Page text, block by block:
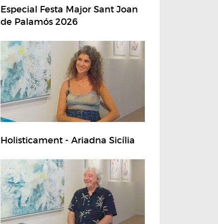
Especial Festa Major Sant Joan
de Palamós 2026
Holisticament - Ariadna Sicília